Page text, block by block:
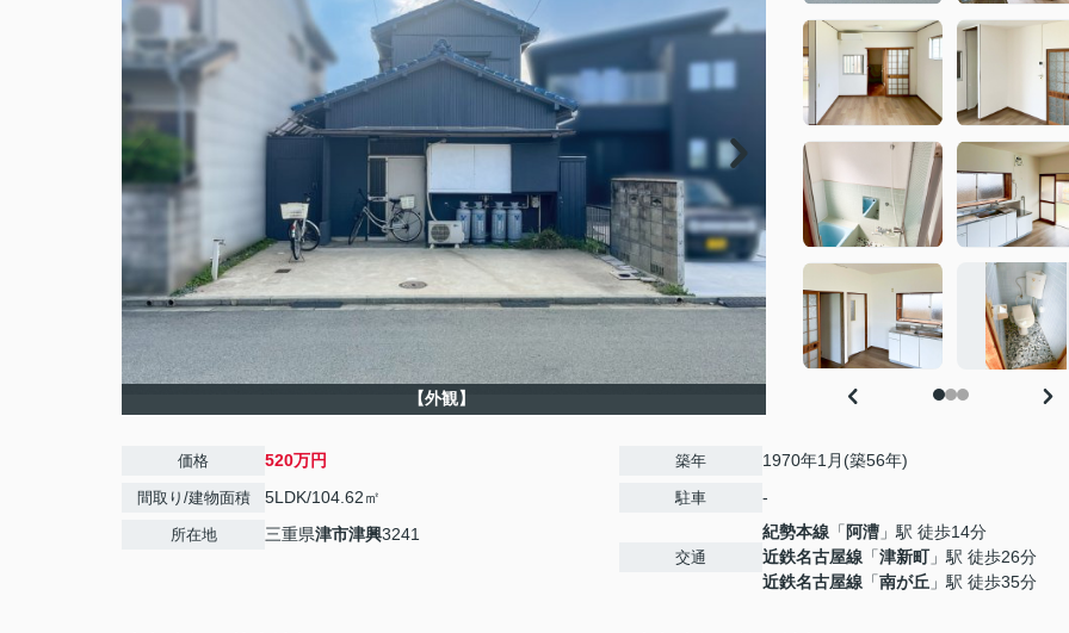
【外観】
価格 520万円
間取り/建物面積 5LDK/104.62㎡
所在地 三重県津市津興3241
築年 1970年1月(築56年)
駐車 -
交通
紀勢本線 「 阿漕 」駅 徒歩14分
近鉄名古屋線 「津新町」駅 徒歩26分
近鉄名古屋線 「南が丘 」駅 徒歩35分